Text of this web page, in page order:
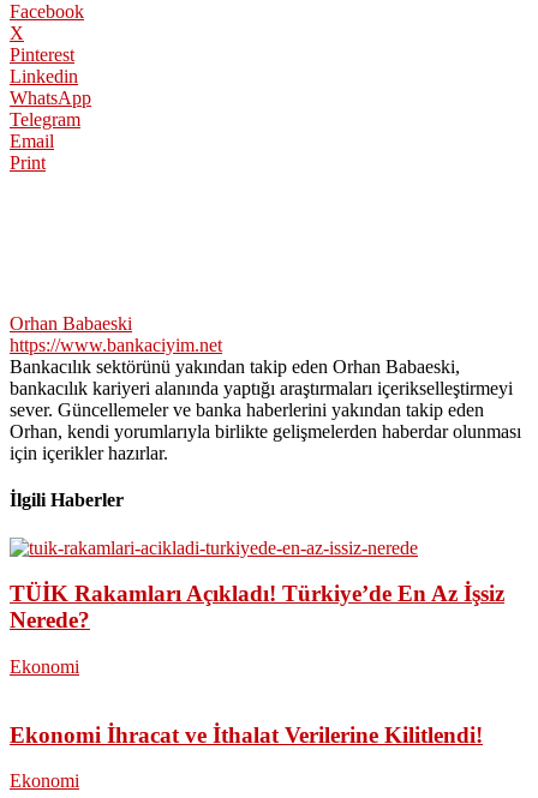
Facebook
X
Pinterest
Linkedin
WhatsApp
Telegram
Email
Print
Orhan Babaeski
https://www.bankaciyim.net
Bankacılık sektörünü yakından takip eden Orhan Babaeski,
bankacılık kariyeri alanında yaptığı araştırmaları içerikselleştirmeyi
sever. Güncellemeler ve banka haberlerini yakından takip eden
Orhan, kendi yorumlarıyla birlikte gelişmelerden haberdar olunması
için içerikler hazırlar.
İlgili Haberler
TÜİK Rakamları Açıkladı! Türkiye’de En Az İşsiz
Nerede?
Ekonomi
Ekonomi İhracat ve İthalat Verilerine Kilitlendi!
Ekonomi